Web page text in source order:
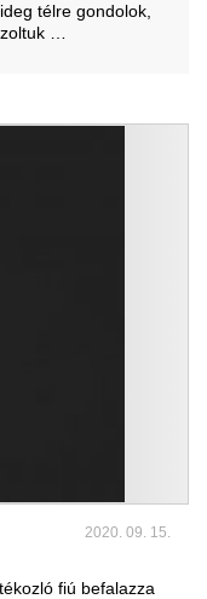
télre gondolok,
…
2020. 09. 15.
fiú befalazza